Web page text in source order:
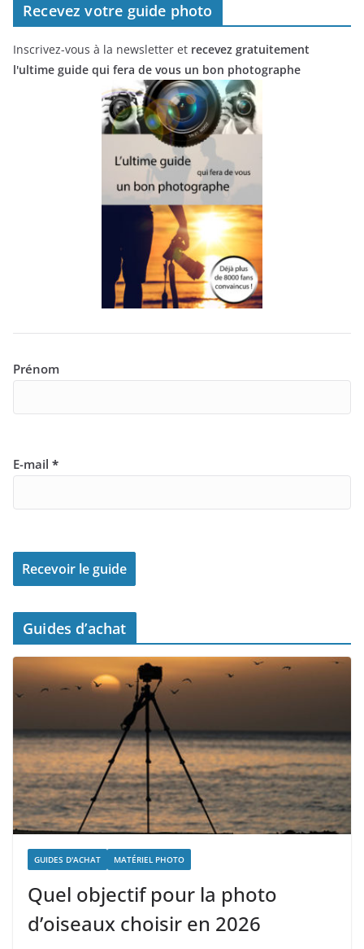
Recevez votre guide photo
Inscrivez-vous à la newsletter et recevez gratuitement
l'ultime guide qui fera de vous un bon photographe
Prénom
E-mail *
Guides d’achat
GUIDES D'ACHAT MATÉRIEL PHOTO
Quel objectif pour la photo
d’oiseaux choisir en 2026